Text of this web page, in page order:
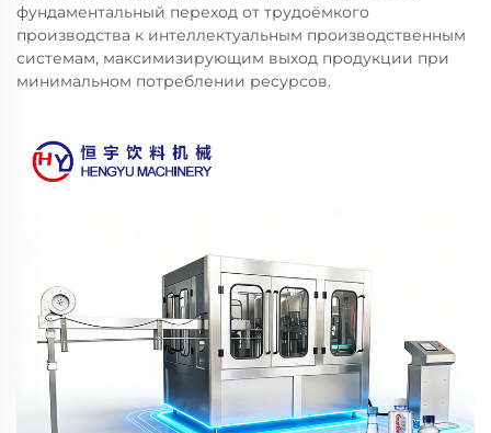
фундаментальный переход от трудоёмкого
производства к интеллектуальным производственным
системам, максимизирующим выход продукции при
минимальном потреблении ресурсов.